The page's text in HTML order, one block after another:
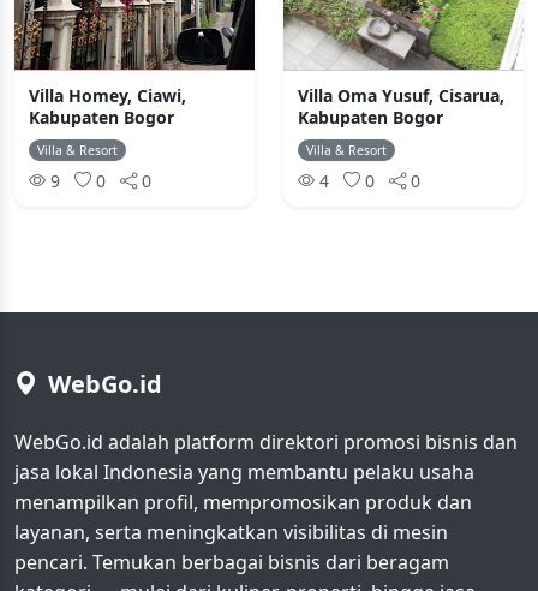
Villa Homey, Ciawi,
Kabupaten Bogor
Villa & Resort
9 0 0
Villa Oma Yusuf, Cisarua,
Kabupaten Bogor
Villa & Resort
4 0 0
WebGo.id
WebGo.id adalah platform direktori promosi bisnis dan
jasa lokal Indonesia yang membantu pelaku usaha
menampilkan profil, mempromosikan produk dan
layanan, serta meningkatkan visibilitas di mesin
pencari. Temukan berbagai bisnis dari beragam